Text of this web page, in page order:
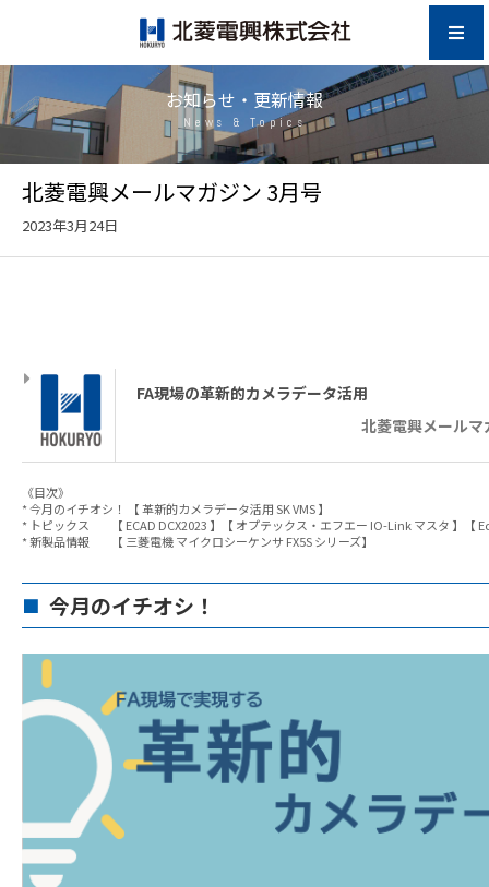
お知らせ・更新情報
News & Topics
北菱電興メールマガジン 3月号
2023年3月24日
FA現場の革新的カメラデータ活用
北菱電興メール
《目次》
* 今月のイチオシ！ 【 革新的カメラデータ活用 SK VMS 】
* トピックス 【 ECAD DCX2023 】【 オプテックス・エフエー IO-Link マスタ 】【
* 新製品情報 【 三菱電機 マイクロシーケンサ FX5S シリーズ】
■ 今月のイチオシ！